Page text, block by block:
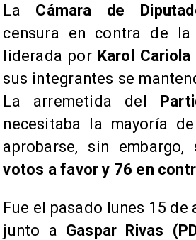
La Cámara de
censura en contra de la
liderada por Karol Cariola
sus integrantes se
La arremetida del
necesitaba la mayoría
aprobarse, sin embargo,
votos a favor y 76 en
Fue el pasado lunes 15 de
junto a Gaspar Rivas